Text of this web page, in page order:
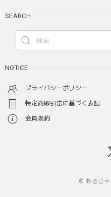
SEARCH
NOTICE
プライバシーポリシー
特定商取引法に基づく表記
会員規約
© あるじ